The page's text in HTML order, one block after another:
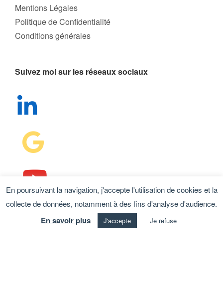
Mentions Légales
Politique de Confidentialité
Conditions générales
Suivez moi sur les réseaux sociaux
Avocat & Médiateur à la Cour
En poursuivant la navigation, j'accepte l'utilisation de cookies et la
collecte de données, notamment à des fins d'analyse d'audience.
En savoir plus J'accepte Je refuse